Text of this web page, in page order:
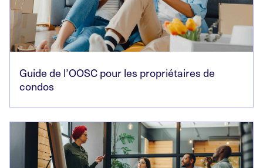
Guide de l’OOSC pour les propriétaires de
condos